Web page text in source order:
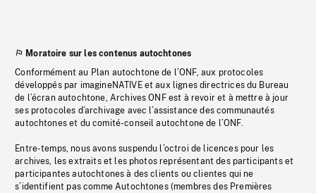
Moratoire sur les contenus autochtones
Conformément au Plan autochtone de l’ONF, aux protocoles
développés par imagineNATIVE et aux lignes directrices du Bureau
de l’écran autochtone, Archives ONF est à revoir et à mettre à jour
ses protocoles d’archivage avec l’assistance des communautés
autochtones et du comité-conseil autochtone de l’ONF.
Entre-temps, nous avons suspendu l’octroi de licences pour les
archives, les extraits et les photos représentant des participants et
participantes autochtones à des clients ou clientes qui ne
s’identifient pas comme Autochtones (membres des Premières